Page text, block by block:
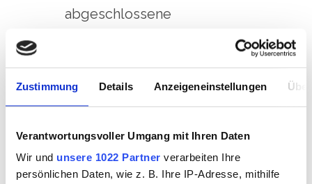
Zustimmung Details Anzeigeneinstellungen
Verantwortungsvoller Umgang mit Ihren Daten
Wir und unsere 1022 Partner verarbeiten Ihre
persönlichen Daten, wie z. B. Ihre IP-Adresse, mithilfe
abgeschlossene
Grundausbildung als Maurer,
Verkehrswege-, Gleis-, oder
Strassenbauer EFZ
Deutschkenntnisse (mind.
Niveau B2) und zeigen